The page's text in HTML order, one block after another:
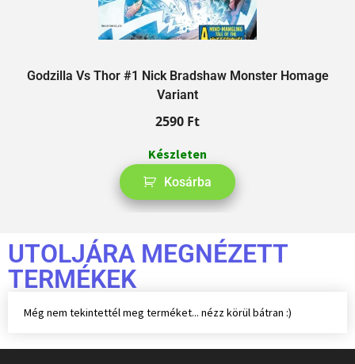
Godzilla Vs Thor #1 Nick Bradshaw Monster Homage
Variant
2590 Ft
Készleten
Kosárba
UTOLJÁRA MEGNÉZETT
TERMÉKEK
Még nem tekintettél meg terméket... nézz körül bátran :)